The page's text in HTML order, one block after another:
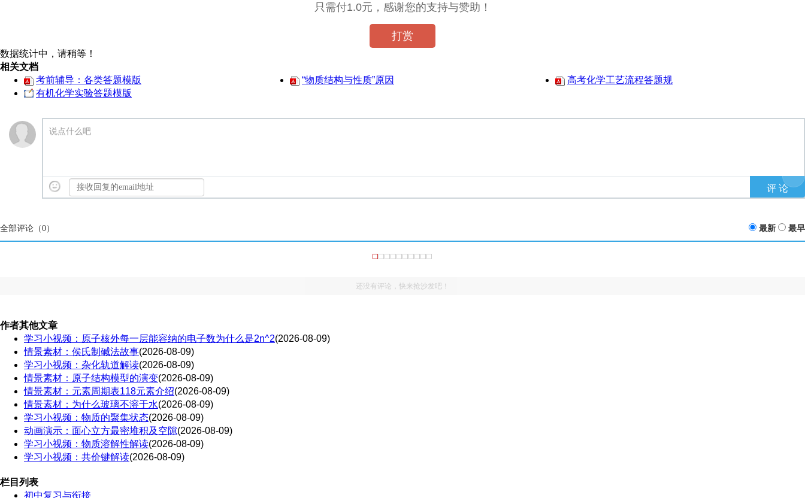
只需付1.0元，感谢您的支持与赞助！
打赏
数据统计中，请稍等！
相关文档
考前辅导：各类答题模版
“物质结构与性质”原因
高考化学工艺流程答题规
有机化学实验答题模版
说点什么吧
全部评论（0） 最新 最早
还没有评论，快来抢沙发吧！
作者其他文章
学习小视频：原子核外每一层能容纳的电子数为什么是2n^2(2026-08-09)
情景素材：侯氏制碱法故事(2026-08-09)
学习小视频：杂化轨道解读(2026-08-09)
情景素材：原子结构模型的演变(2026-08-09)
情景素材：元素周期表118元素介绍(2026-08-09)
情景素材：为什么玻璃不溶于水(2026-08-09)
学习小视频：物质的聚集状态(2026-08-09)
动画演示：面心立方最密堆积及空隙(2026-08-09)
学习小视频：物质溶解性解读(2026-08-09)
学习小视频：共价键解读(2026-08-09)
栏目列表
初中复习与衔接